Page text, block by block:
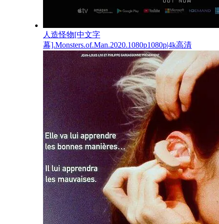
人造怪物[中文字
幕].Monsters.of.Man.2020.1080p1080p|4k高清